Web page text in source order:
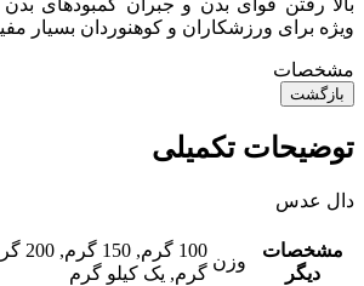
بالا رفتن قوای بدن و جبران کمبودهای
ویژه برای ورزشکاران و کوهنوردان بسیار
مشخصات
بازگشت
توضیحات تکمیلی
دال عدس
مشخصات
دیگر
وزن
گرم, یک کیلو گرم